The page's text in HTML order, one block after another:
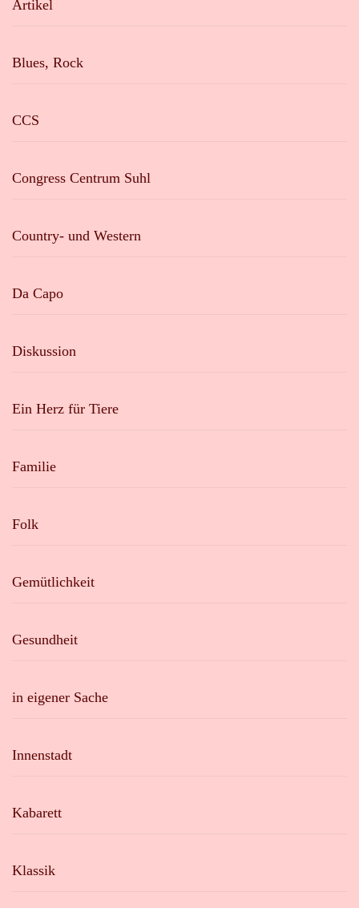
Artikel
Blues, Rock
CCS
Congress Centrum Suhl
Country- und Western
Da Capo
Diskussion
Ein Herz für Tiere
Familie
Folk
Gemütlichkeit
Gesundheit
in eigener Sache
Innenstadt
Kabarett
Klassik